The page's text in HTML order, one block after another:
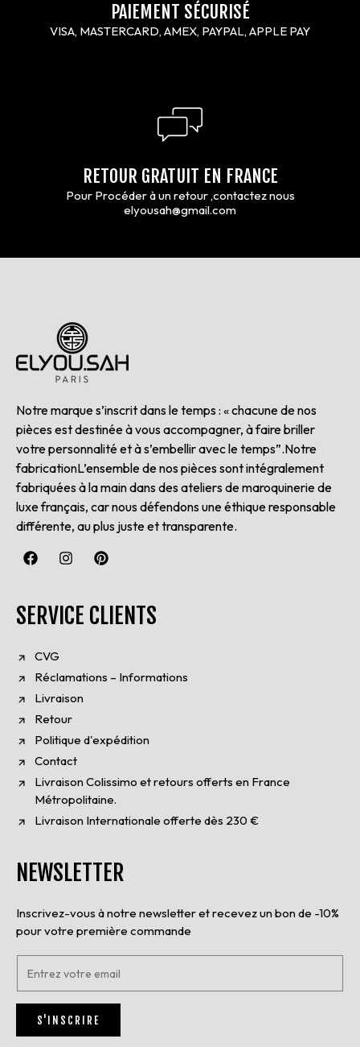
PAIEMENT SÉCURISÉ
VISA, MASTERCARD, AMEX, PAYPAL, APPLE PAY
RETOUR GRATUIT EN FRANCE
Pour Procéder à un retour ,contactez nous
elyousah@gmail.com
Notre marque s’inscrit dans le temps : « chacune de nos
pièces est destinée à vous accompagner, à faire briller
votre personnalité et à s’embellir avec le temps”.Notre
fabricationL’ensemble de nos pièces sont intégralement
fabriquées à la main dans des ateliers de maroquinerie de
luxe français, car nous défendons une éthique responsable
différente, au plus juste et transparente.
SERVICE CLIENTS
CVG
Réclamations – Informations
Livraison
Retour
Politique d'expédition
Contact
Livraison Colissimo et retours offerts en France
Métropolitaine.
Livraison Internationale offerte dès 230 €
NEWSLETTER
Inscrivez-vous à notre newsletter et recevez un bon de -10%
pour votre première commande
t
r
z
S'INSCRIRE